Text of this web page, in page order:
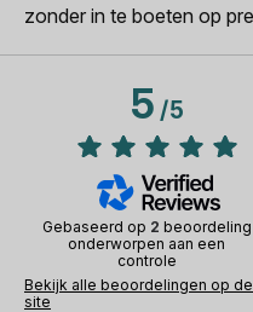
zonder in te boeten op
5/5
Gebaseerd op 2 beoordeling
onderworpen aan een
controle
Bekijk alle beoordelingen op
site